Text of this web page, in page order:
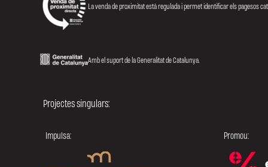
La venda de proximitat està regulada i permet identificar els pagesos
Amb el suport de la Generalitat de Catalunya.
Projectes singulars:
Impulsa: Promou: